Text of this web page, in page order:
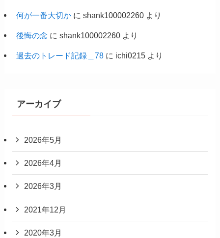
何が一番大切かに shank100002260より
後悔の念 に shank100002260より
過去のトレード記録＿78に ichi0215より
アーカイブ
2026年5月
2026年4月
2026年3月
2021年12月
2020年3月